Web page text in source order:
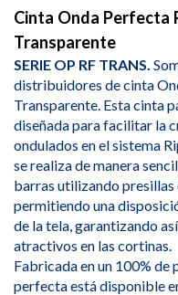
Cinta Onda Perfecta
Transparente
SERIE OP RF TRANS.
distribuidores de cinta
Transparente. Esta cinta
diseñada para facilitar la
ondulados en el sistema
se realiza de manera
barras utilizando presillas
permitiendo una
de la tela, garantizando
atractivos en las cortinas.
Fabricada en un 100% de
perfecta está disponible